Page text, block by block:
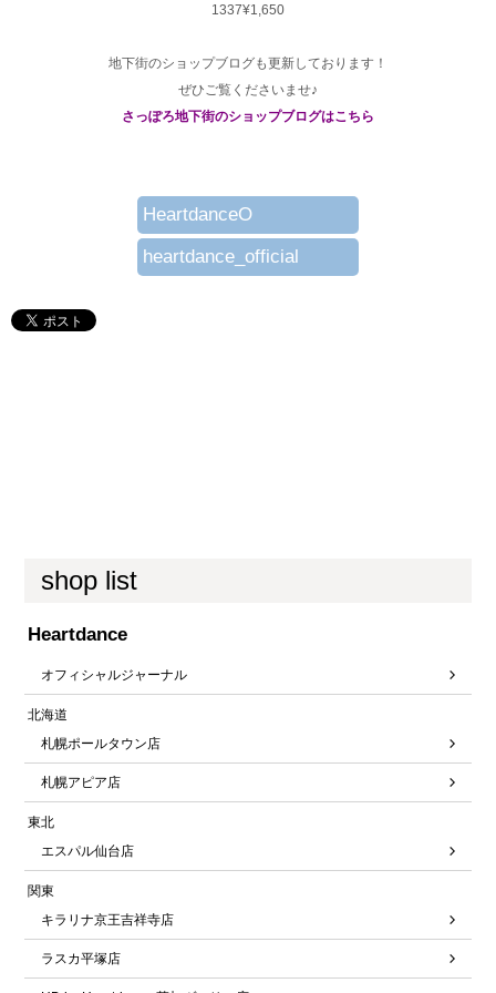
1337¥1,650
地下街のショップブログも更新しております！
ぜひご覧くださいませ♪
さっぽろ地下街のショップブログはこちら
HeartdanceO
heartdance_official
shop list
Heartdance
オフィシャルジャーナル
北海道
札幌ポールタウン店
札幌アピア店
東北
エスパル仙台店
関東
キラリナ京王吉祥寺店
ラスカ平塚店